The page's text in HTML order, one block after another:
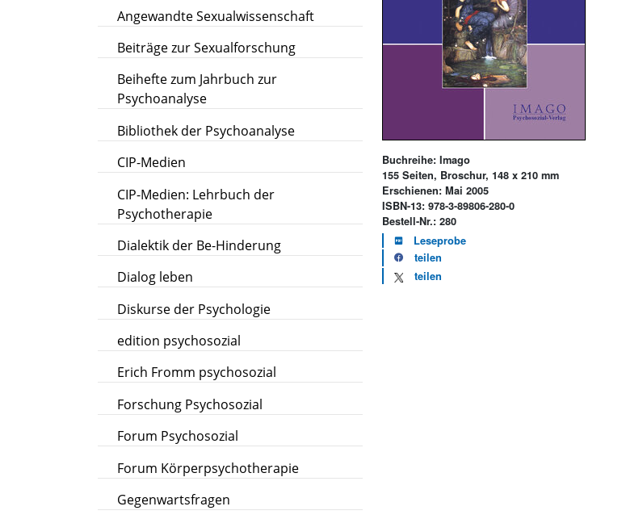
Angewandte Sexualwissenschaft
Beiträge zur Sexualforschung
Beihefte zum Jahrbuch zur
Psychoanalyse
Bibliothek der Psychoanalyse
CIP-Medien
CIP-Medien: Lehrbuch der
Psychotherapie
Dialektik der Be-Hinderung
Dialog leben
Diskurse der Psychologie
edition psychosozial
Erich Fromm psychosozial
Forschung Psychosozial
Forum Psychosozial
Forum Körperpsychotherapie
Gegenwartsfragen
Buchreihe: Imago
155 Seiten, Broschur, 148 x 210 mm
Erschienen: Mai 2005
ISBN-13: 978-3-89806-280-0
Bestell-Nr.: 280
Leseprobe
teilen
teilen